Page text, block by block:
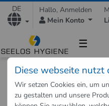
DE
Hallo, Anmelden
Mein Konto
☰
Shop Reinigungsmittel
SaniHeld Sanitärreiniger
Diese webseite nutzt
Wir setzen Cookies ein, um
zu gestalten und unsere